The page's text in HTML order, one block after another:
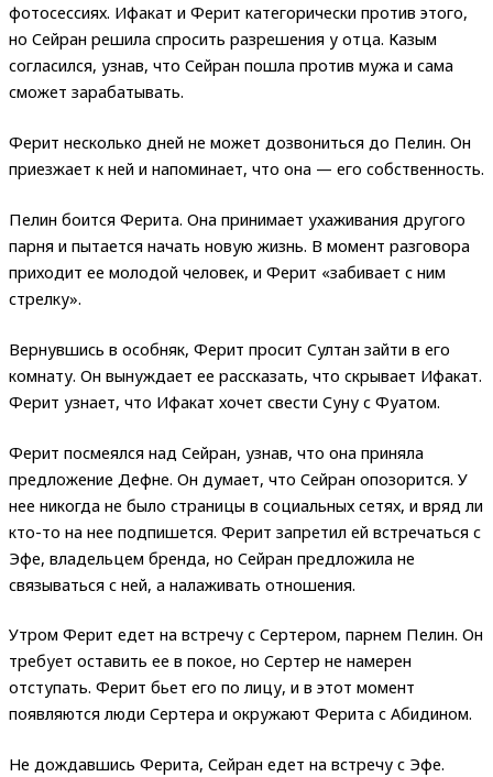
фотосессиях. Ифакат и Ферит категорически против этого,
но Сейран решила спросить разрешения у отца. Казым
согласился, узнав, что Сейран пошла против мужа и сама
сможет зарабатывать.
Ферит несколько дней не может дозвониться до Пелин. Он
приезжает к ней и напоминает, что она — его собственность.
Пелин боится Ферита. Она принимает ухаживания другого
парня и пытается начать новую жизнь. В момент разговора
приходит ее молодой человек, и Ферит «забивает с ним
стрелку».
Вернувшись в особняк, Ферит просит Султан зайти в его
комнату. Он вынуждает ее рассказать, что скрывает Ифакат.
Ферит узнает, что Ифакат хочет свести Суну с Фуатом.
Ферит посмеялся над Сейран, узнав, что она приняла
предложение Дефне. Он думает, что Сейран опозорится. У
нее никогда не было страницы в социальных сетях, и вряд ли
кто-то на нее подпишется. Ферит запретил ей встречаться с
Эфе, владельцем бренда, но Сейран предложила не
связываться с ней, а налаживать отношения.
Утром Ферит едет на встречу с Сертером, парнем Пелин. Он
требует оставить ее в покое, но Сертер не намерен
отступать. Ферит бьет его по лицу, и в этот момент
появляются люди Сертера и окружают Ферита с Абидином.
Не дождавшись Ферита, Сейран едет на встречу с Эфе.